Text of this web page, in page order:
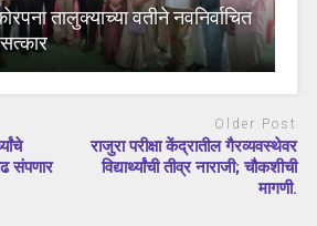
तालुक्याच्या वतीने नवनिर्वाचित
संपणार
Older Post
राजुरा परीक्षा केंद्रातील गैरव्यवस्थेवर
विद्यार्थ्यांची तीव्र नाराजी; चौकशीची
मागणी.